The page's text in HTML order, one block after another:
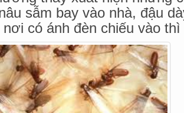
sẫm bay vào nhà, đậu
có ánh đèn chiếu vào thì